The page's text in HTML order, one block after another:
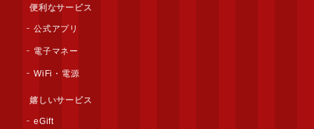
便利なサービス
公式アプリ
電子マネー
WiFi・電源
嬉しいサービス
eGift